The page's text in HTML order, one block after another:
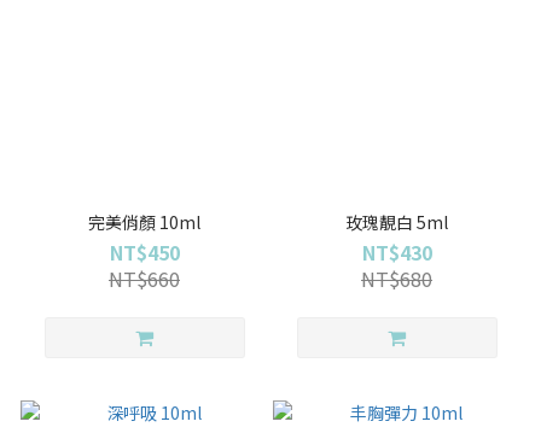
完美俏顏 10ml
NT$450
NT$660
玫瑰靚白 5ml
NT$430
NT$680